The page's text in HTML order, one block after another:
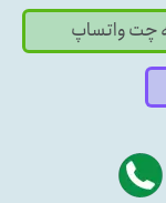
چت واتساپ